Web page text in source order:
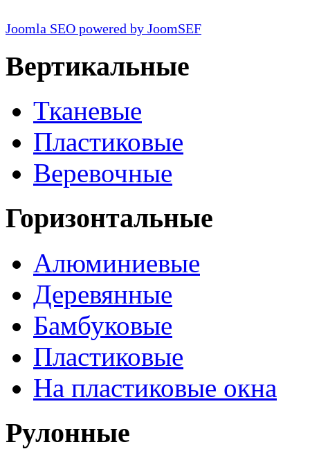
Joomla SEO powered by JoomSEF
Вертикальные
Тканевые
Пластиковые
Веревочные
Горизонтальные
Алюминиевые
Деревянные
Бамбуковые
Пластиковые
На пластиковые окна
Рулонные